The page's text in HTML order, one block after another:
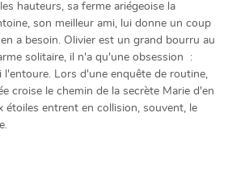
INSCRIPTION
hauteurs, sa ferme ariégeoise la
son meilleur ami, lui donne un coup
a besoin. Olivier est un grand bourru au
solitaire, il n'a qu'une obsession :
l'entoure. Lors d'une enquête de routine,
croise le chemin de la secrète Marie d'en
étoiles entrent en collision, souvent, le